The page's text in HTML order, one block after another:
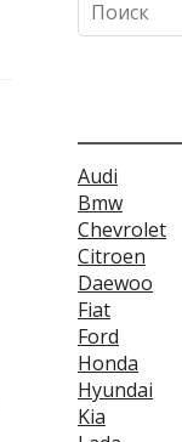
Audi
Bmw
Chevrolet
Citroen
Daewoo
Fiat
Ford
Honda
Hyundai
Kia